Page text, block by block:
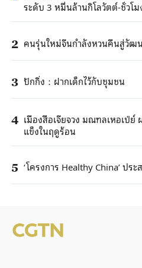
ระดับ 3 หมื่นล้านกิโลวัตต์-ชั่วโม
2 คนรุ่นใหม่จีนกำลังหวนคืนสู่วัฒน
3 ปักกิ่ง：ฝากเด็กไว้กับชุมชน
4 เมืองสือเจียจวง มณฑลเหอเป่
แข็งในฤดูร้อน
5 ‘โครงการ Healthy China’ ปร